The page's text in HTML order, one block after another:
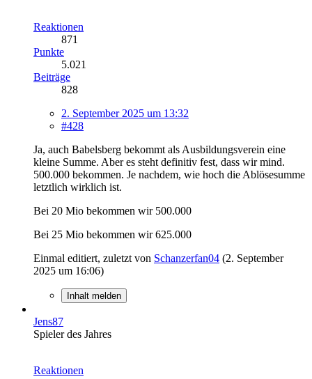
Reaktionen
871
Punkte
5.021
Beiträge
828
2. September 2025 um 13:32
#428
Ja, auch Babelsberg bekommt als Ausbildungsverein eine
kleine Summe. Aber es steht definitiv fest, dass wir mind.
500.000 bekommen. Je nachdem, wie hoch die Ablösesumme
letztlich wirklich ist.
Bei 20 Mio bekommen wir 500.000
Bei 25 Mio bekommen wir 625.000
Einmal editiert, zuletzt von Schanzerfan04 (2. September
2025 um 16:06)
Inhalt melden
Jens87
Spieler des Jahres
Reaktionen